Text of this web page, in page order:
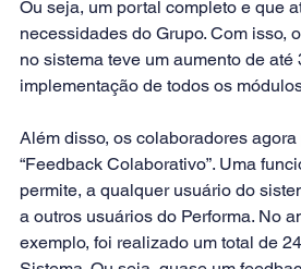
Ou seja, um portal completo e que
necessidades do Grupo. Com isso,
no sistema teve um aumento de até
implementação de todos os
Além disso, os colaboradores
“Feedback Colaborativo”. Uma
permite, a qualquer usuário do
a outros usuários do Performa. No
exemplo, foi realizado um total de